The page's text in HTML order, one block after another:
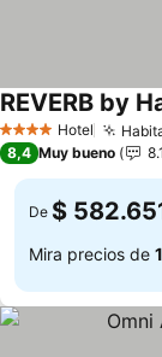
4 EstrellasHotel
REVERB by
8,4 Muy bueno
De $
Mira precios de